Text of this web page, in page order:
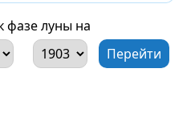
фазе луны на